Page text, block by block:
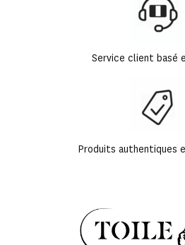
Service client basé
Produits authentiques